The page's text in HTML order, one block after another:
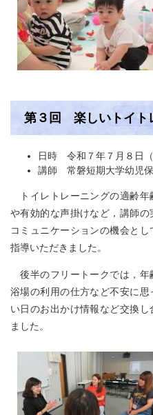
第３回 楽しいトイト
日時 令和７年７月８日
講師 常磐短期大学幼児
トイレトレーニングの適齢年
や有効的な声掛けなど，講師
コミュニケーションの機会と
指導いただきました。
後半のフリートークでは，年
浴場の利用の仕方など不安に
い日のお出かけ情報など交換
ました。